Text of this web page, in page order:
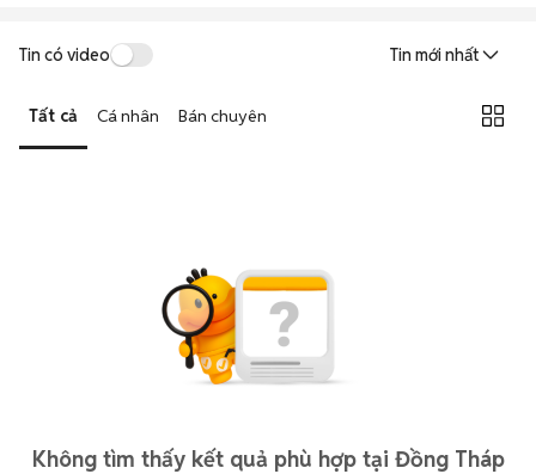
Tin có video Tin mới nhất
Tất cả Cá nhân Bán chuyên
Không tìm thấy kết quả phù hợp tại Đồng Tháp